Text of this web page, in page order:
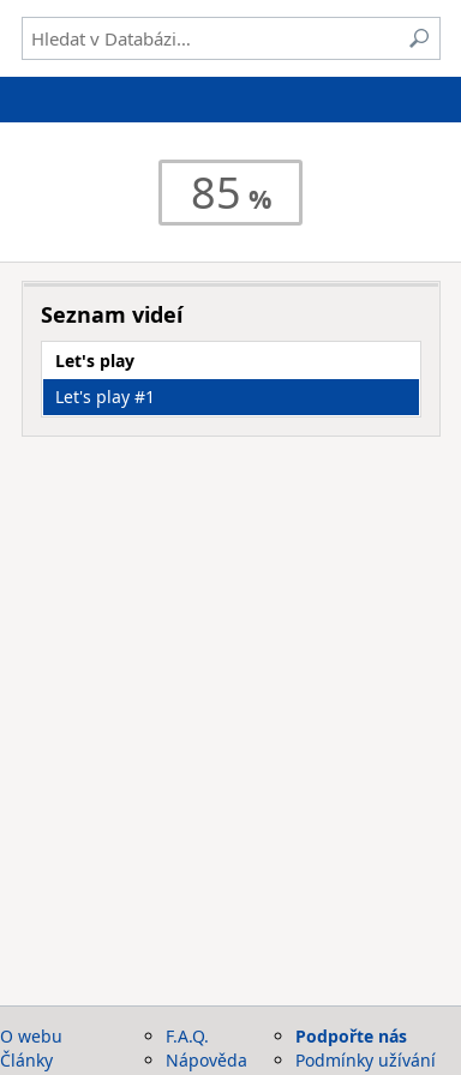
85
Seznam videí
Let's play
Let's play #1
O webu
Články
F.A.Q.
Nápověda
Podpořte nás
Podmínky užívání